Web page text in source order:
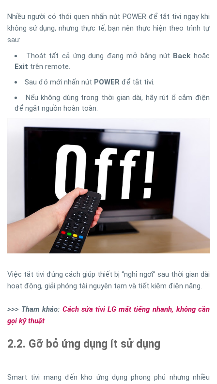
Nhiều người có thói quen nhấn nút POWER để tắt tivi ngay khi
không sử dụng, nhưng thực tế, bạn nên thực hiện theo trình tự
sau:
Thoát tất cả ứng dụng đang mở bằng nút Backhoặc
Exit trên remote.
Sau đó mới nhấn nút POWER để tắt tivi.
Nếu không dùng trong thời gian dài, hãy rút ổ cắm điện
để ngắt nguồn hoàn toàn.
Việc tắt tivi đúng cách giúp thiết bị “nghỉ ngơi” sau thời gian dài
hoạt động, giải phóng tài nguyên tạm và tiết kiệm điện năng.
>>> Tham khảo: Cách sửa tivi LG mất tiếng nhanh, không cần
gọi kỹ thuật
2.2. Gỡ bỏ ứng dụng ít sử dụng
Smart tivi mang đến kho ứng dụng phong phú nhưng nhiều